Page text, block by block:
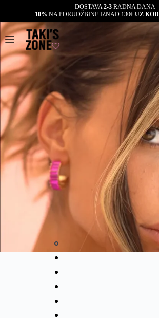
DOSTAVA2-3RADNA DANA
-10% NA PORUDŽBINE IZNAD 130€ UZ KOD